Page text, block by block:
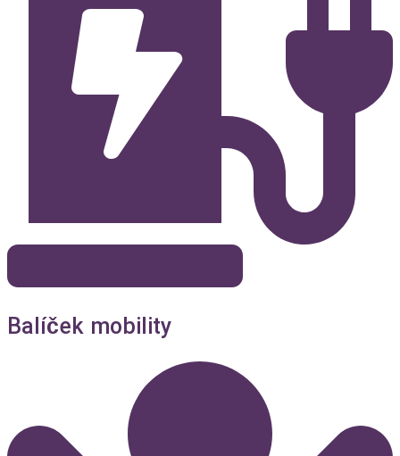
Balíček mobility